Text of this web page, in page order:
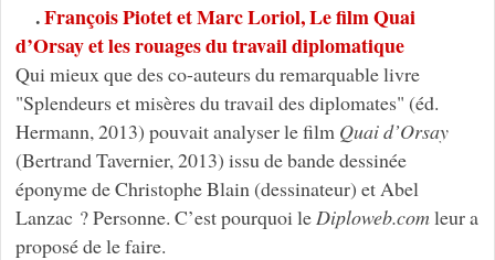
.François Piotet et Marc Loriol, Le film Quai
d’Orsay et les rouages du travail diplomatique
Qui mieux que des co-auteurs du remarquable livre
"Splendeurs et misères du travail des diplomates" (éd.
Hermann, 2013) pouvait analyser le film Quai d’Orsay
(Bertrand Tavernier, 2013) issu de bande dessinée
éponyme de Christophe Blain (dessinateur) et Abel
Lanzac ? Personne. C’est pourquoi le Diploweb.comleur a
proposé de le faire.